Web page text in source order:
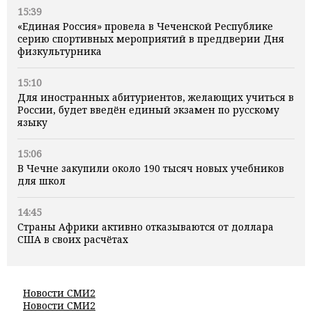
15:39
«Единая Россия» провела в Чеченской Республике
серию спортивных мероприятий в преддверии Дня
физкультурника
15:10
Для иностранных абитуриентов, желающих учиться в
России, будет введён единый экзамен по русскому
языку
15:06
В Чечне закупили около 190 тысяч новых учебников
для школ
14:45
Страны Африки активно отказываются от доллара
США в своих расчётах
Новости СМИ2
Новости СМИ2